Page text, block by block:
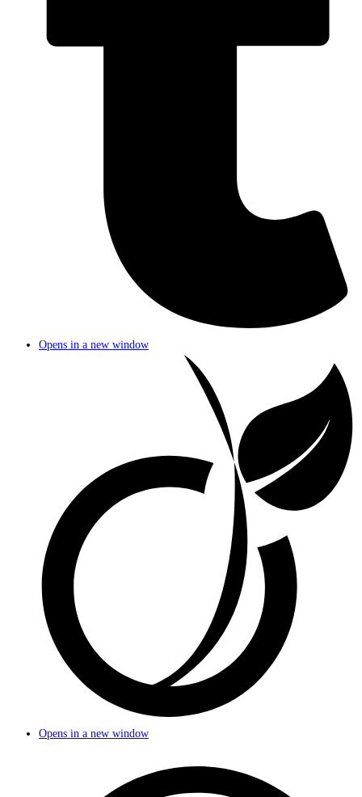
Opens in a new window
Opens in a new window